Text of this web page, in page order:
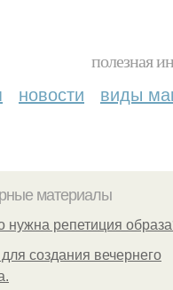
полезная
новости виды
материалы
нужна репетиция
создания вечернего